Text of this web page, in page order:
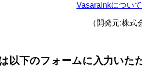
VasaraInkについ
（開発元:株式
以下のフォームに入力いた